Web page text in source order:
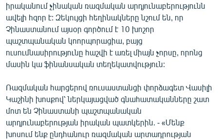
իրականում չինական ռազմական արդյունաբերությունն
ավելի հզոր է: Զեկույցի հեղինակները նշում են, որ
Չինաստանում այսօր գործում է 10 խոշոր
պաշտպանական կոորպորացիա, բայց
ուսումնասիրությունը հաշվի է առել միայն չորսը, որոնց
մասին կա ֆինանսական տեղեկատվություն:
Ռազմական հարցերով ռուսաստանցի փորձագետ Վասիլի
Կաշինի խոսքով՝ ներկայացված գնահատականները շատ
մոտ են Չինաստանի պաշտպանական
արդյունաբերության իրական պատկերին. - «Մենք
խոսում ենք ընդհանուր ռազմական արտադրության